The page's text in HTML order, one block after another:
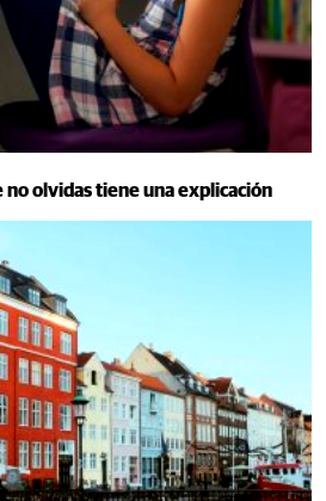
no olvidas tiene una explicación